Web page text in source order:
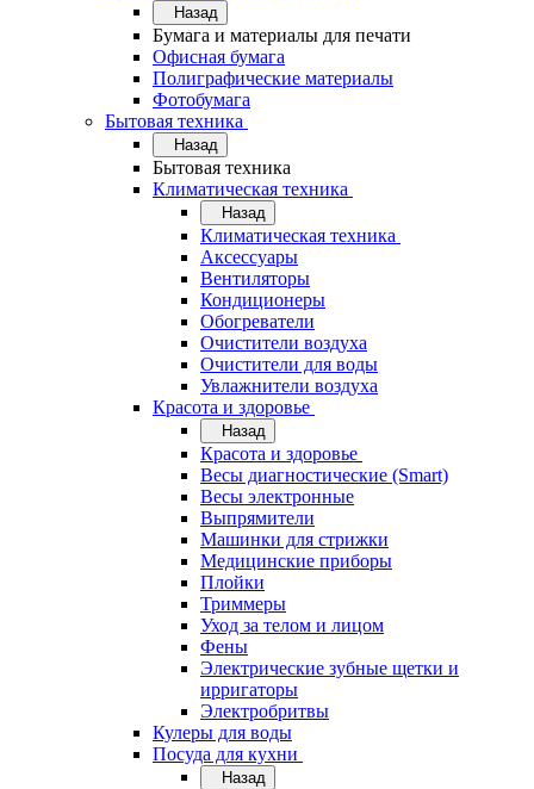
Назад
Бумага и материалы для печати
Офисная бумага
Полиграфические материалы
Фотобумага
Бытовая техника
Назад
Бытовая техника
Климатическая техника
Назад
Климатическая техника
Аксессуары
Вентиляторы
Кондиционеры
Обогреватели
Очистители воздуха
Очистители для воды
Увлажнители воздуха
Красота и здоровье
Назад
Красота и здоровье
Весы диагностические (Smart)
Весы электронные
Выпрямители
Машинки для стрижки
Медицинские приборы
Плойки
Триммеры
Уход за телом и лицом
Фены
Электрические зубные щетки и
ирригаторы
Электробритвы
Кулеры для воды
Посуда для кухни
Назад